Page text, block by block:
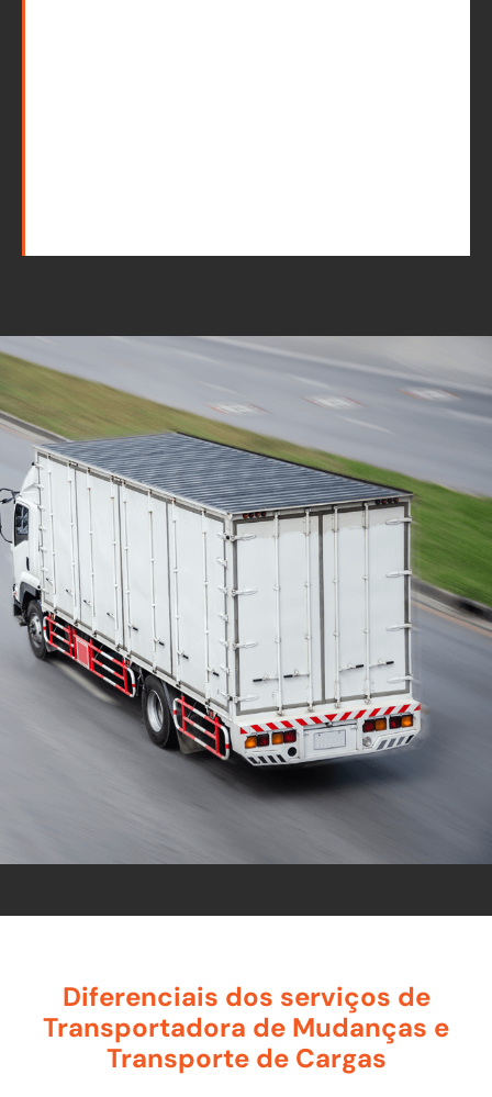
com equipe especializada
e profissionais
cuidadosos
Solicite seu orçamento personalizado e
online sem compromisso com a nossa
equipe, consulte a opção de contratar o
serviço para a região que você deseja
mudar de endereço, deixe tudo conosco e
conte com uma empresa de tradição no
mercado de transporte de móveis.
ORÇAMENTO
Diferenciais dos serviços de
Transportadora de Mudanças e
Transporte de Cargas